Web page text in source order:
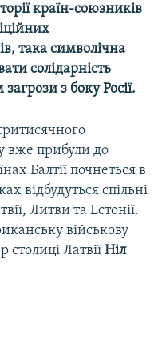
країн-союзників
така символічна
солідарність
з боку Росії.
вже прибули до
Балтії почнеться в
відбудуться спільні
Литви та Естонії.
військову
столиці Латвії Ніл